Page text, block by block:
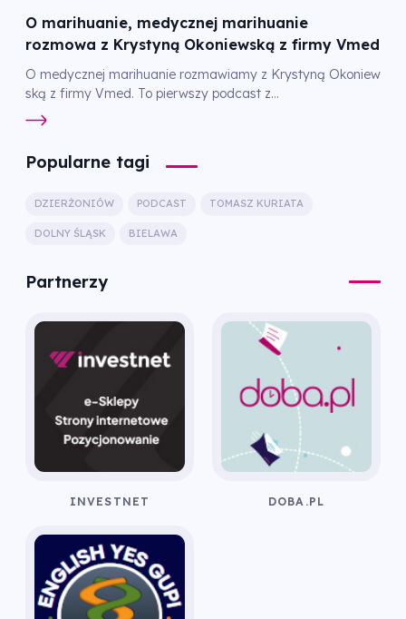
O marihuanie, medycznej marihuanie
rozmowa z Krystyną Okoniewską z firmy Vmed
O medycznej marihuanie rozmawiamy z Krystyną Okoniew
ską z firmy Vmed. To pierwszy podcast z...
Popularne tagi
DZIERŻONIÓW PODCAST TOMASZ KURIATA
DOLNY ŚLĄSK BIELAWA
Partnerzy
INVESTNET DOBA.PL